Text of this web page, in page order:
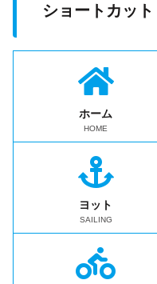
ショートカット
ホーム
HOME
ヨット
SAILING